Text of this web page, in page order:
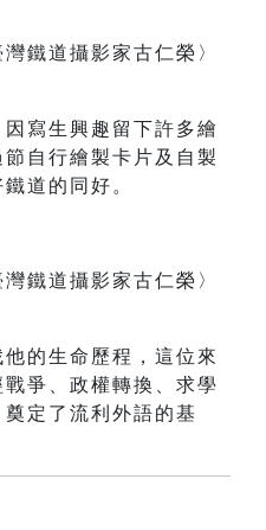
寫生興趣留下許多繪
自行繪製卡片及自製
道的同好。
的生命歷程，這位來
爭、政權轉換、求學
定了流利外語的基